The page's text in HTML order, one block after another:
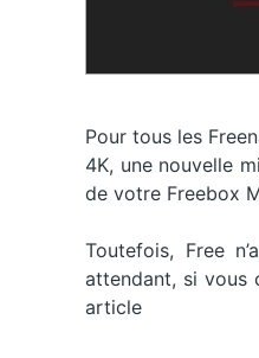
Pour tous les
4K, une nouvelle
de votre Freebox
Toutefois, Free
attendant, si vous
article